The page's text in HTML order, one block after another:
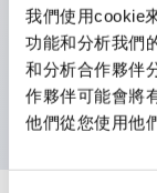
我們使用cookie
功能和分析我們
和分析合作夥伴
作夥伴可能會將
他們從您使用他
按鈕開關、選
邊框顏色有黑
LED照明帶來